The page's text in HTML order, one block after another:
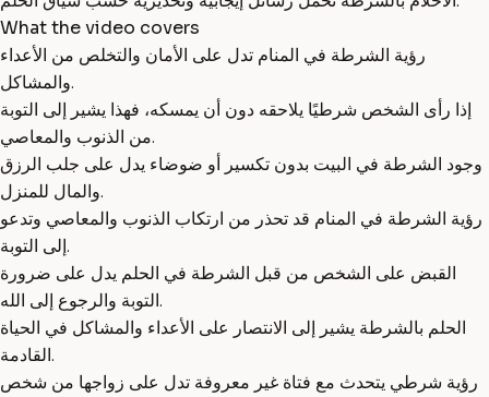
What the video covers
رؤية الشرطة في المنام تدل على الأمان والتخلص من الأعداء
والمشاكل.
إذا رأى الشخص شرطيًا يلاحقه دون أن يمسكه، فهذا يشير إلى التوبة
من الذنوب والمعاصي.
وجود الشرطة في البيت بدون تكسير أو ضوضاء يدل على جلب الرزق
والمال للمنزل.
رؤية الشرطة في المنام قد تحذر من ارتكاب الذنوب والمعاصي وتدعو
إلى التوبة.
القبض على الشخص من قبل الشرطة في الحلم يدل على ضرورة
التوبة والرجوع إلى الله.
الحلم بالشرطة يشير إلى الانتصار على الأعداء والمشاكل في الحياة
القادمة.
رؤية شرطي يتحدث مع فتاة غير معروفة تدل على زواجها من شخص